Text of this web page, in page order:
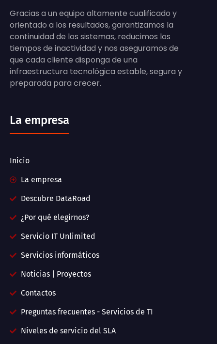
Gracias a un equipo altamente cualificado y
orientado a los resultados, garantizamos la
continuidad de los sistemas, reducimos los
tiempos de inactividad y nos aseguramos de
que cada cliente disponga de una
infraestructura tecnológica estable, segura y
preparada para crecer.
La empresa
Inicio
La empresa
Descubre DataRoad
¿Por qué elegirnos?
Servicio IT Unlimited
Servicios informáticos
Noticias | Proyectos
Contactos
Preguntas frecuentes - Servicios de TI
Niveles de servicio del SLA